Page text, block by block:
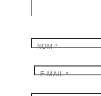
NOM*
E-MAIL*